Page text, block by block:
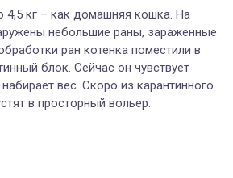
4,5 кг – как домашняя кошка. На
небольшие раны, зараженные
ран котенка поместили в
блок. Сейчас он чувствует
вес. Скоро из карантинного
в просторный вольер.